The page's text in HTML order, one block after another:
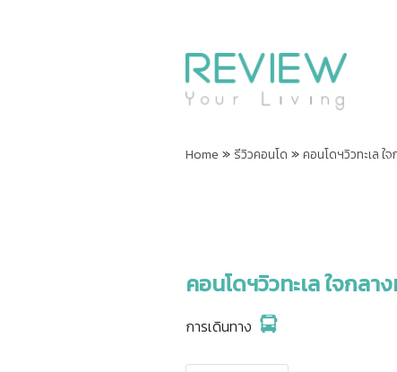
Home » รีวิวคอนโด »คอนโดฯวิวทะเล ใ
คอนโดฯวิวทะเล ใจกล
การเดินทาง